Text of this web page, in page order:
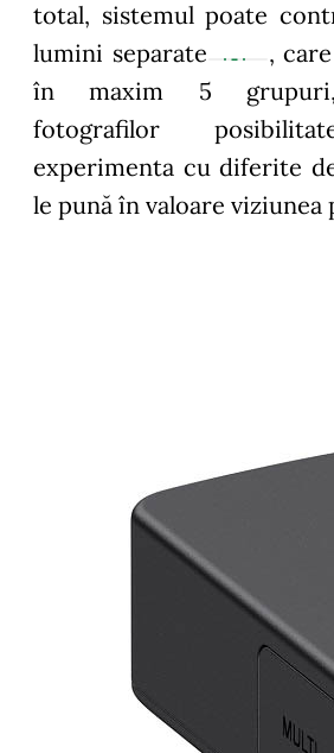
total, sistemul poate
lumini separate
,
în maxim 5 grupuri,
fotografilor
experimenta cu diferite
le pună în valoare